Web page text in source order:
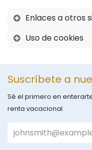
Enlaces a otros
Uso de cookies
Suscríbete a
Sé el primero en
renta vacacional